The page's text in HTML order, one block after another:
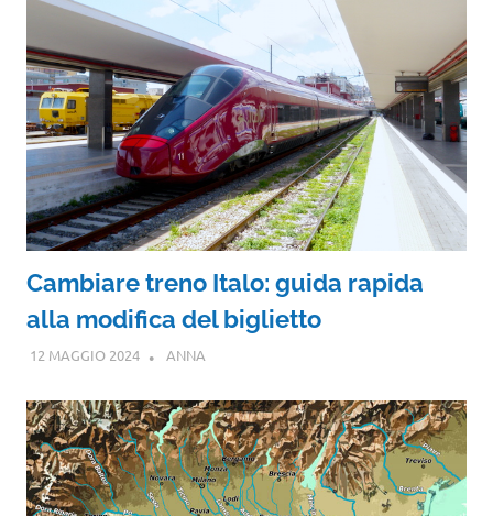
Cambiare treno Italo: guida rapida
alla modifica del biglietto
12 MAGGIO 2024 ANNA